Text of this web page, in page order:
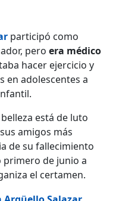
participó como
peroera médico
hacer ejercicio y
en adolescentes a
está de luto
amigos más
de su fallecimiento
primero de junio a
el certamen.